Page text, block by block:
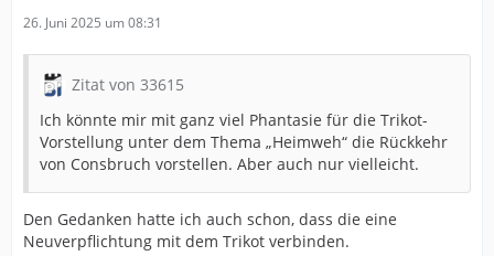
26. Juni 2025 um 08:31
Zitat von 33615
Ich könnte mir mit ganz viel Phantasie für die Trikot-
Vorstellung unter dem Thema „Heimweh“ die Rückkehr
von Consbruch vorstellen. Aber auch nur vielleicht.
Den Gedanken hatte ich auch schon, dass die eine
Neuverpflichtung mit dem Trikot verbinden.